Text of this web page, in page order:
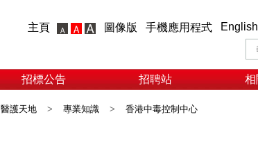
主頁 圖像版 手機應用程式 English
招標公告 招聘站 相
醫護天地 > 專業知識 > 香港中毒控制中心